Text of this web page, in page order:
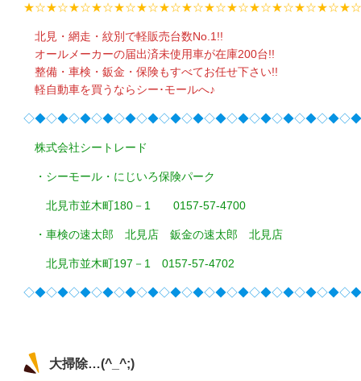
北見・網走・紋別で軽販売台数No.1!!
オールメーカーの届出済未使用車が在庫200台!!
整備・車検・鈑金・保険もすべてお任せ下さい!!
軽自動車を買うならシー･モールへ♪
株式会社シートレード
・シーモール・にじいろ保険パーク
北見市並木町180－1 0157-57-4700
・車検の速太郎 北見店 鈑金の速太郎 北見店
北見市並木町197－1 0157-57-4702
大掃除…(^_^;)